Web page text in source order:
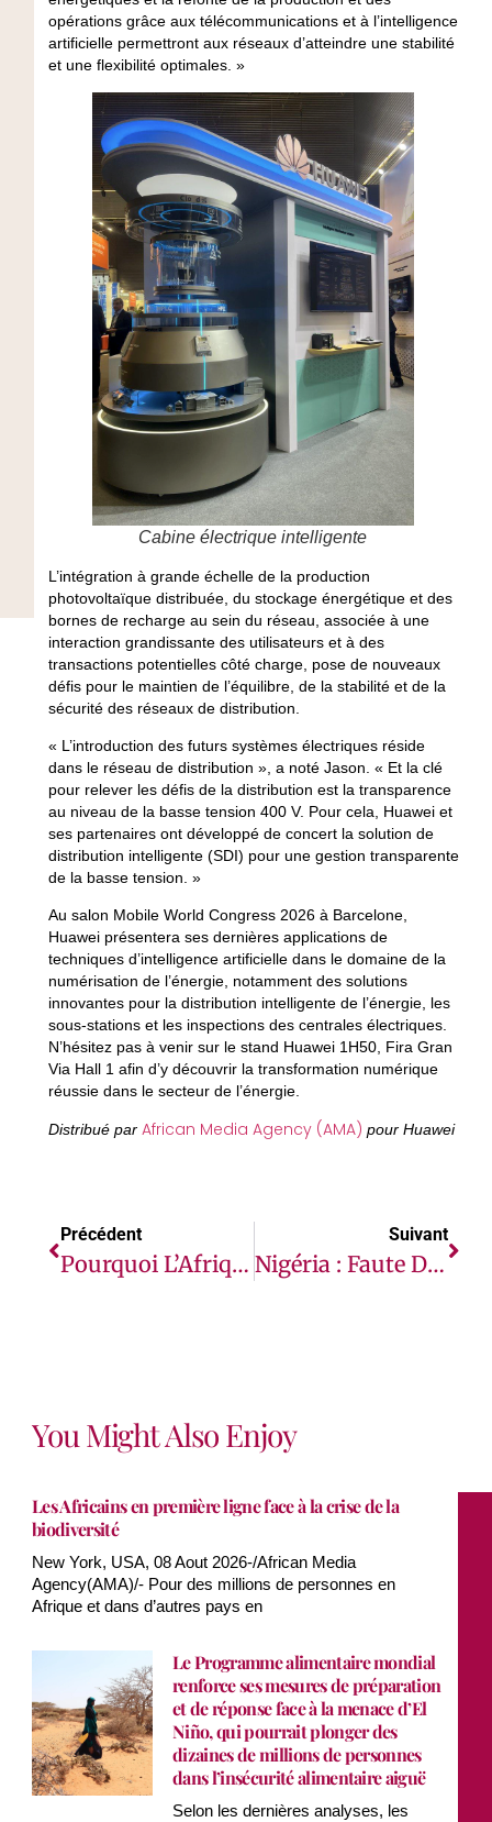
opérations grâce aux télécommunications et à l’intelligence
artificielle permettront aux réseaux d’atteindre une stabilité
et une flexibilité optimales. »
Cabine électrique intelligente
L’intégration à grande échelle de la production
photovoltaïque distribuée, du stockage énergétique et des
bornes de recharge au sein du réseau, associée à une
interaction grandissante des utilisateurs et à des
transactions potentielles côté charge, pose de nouveaux
défis pour le maintien de l’équilibre, de la stabilité et de la
sécurité des réseaux de distribution.
« L’introduction des futurs systèmes électriques réside
dans le réseau de distribution », a noté Jason. « Et la clé
pour relever les défis de la distribution est la transparence
au niveau de la basse tension 400 V. Pour cela, Huawei et
ses partenaires ont développé de concert la solution de
distribution intelligente (SDI) pour une gestion transparente
de la basse tension. »
Au salon Mobile World Congress 2026 à Barcelone,
Huawei présentera ses dernières applications de
techniques d’intelligence artificielle dans le domaine de la
numérisation de l’énergie, notamment des solutions
innovantes pour la distribution intelligente de l’énergie, les
sous-stations et les inspections des centrales électriques.
N’hésitez pas à venir sur le stand Huawei 1H50, Fira Gran
Via Hall 1 afin d’y découvrir la transformation numérique
réussie dans le secteur de l’énergie.
Distribué par African Media Agency (AMA) pour Huawei
Précédent
Pourquoi L’Afrique Ne Peut Pas Éliminer Le Cancer Du Col De L’utérus Sans Étendre La Vaccination Contre Le HPV Au-Delà Des Filles Adolescents
Suivant
Nigéria : Faute De Financements, L’aide Alimentaire D’urgence Menacée Pour Plus D’un Million De Personnes
You Might Also Enjoy
Les Africains en première ligne face à la crise de la
biodiversité
New York, USA, 08 Aout 2026-/African Media
Agency(AMA)/- Pour des millions de personnes en
Afrique et dans d’autres pays en
Le Programme alimentaire mondial
renforce ses mesures de préparation
et de réponse face à la menace d’El
Niño, qui pourrait plonger des
dizaines de millions de personnes
dans l’insécurité alimentaire aiguë
Selon les dernières analyses, les